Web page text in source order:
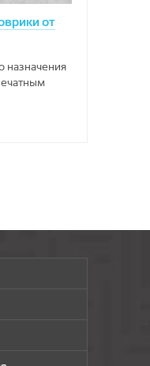
от
назначения